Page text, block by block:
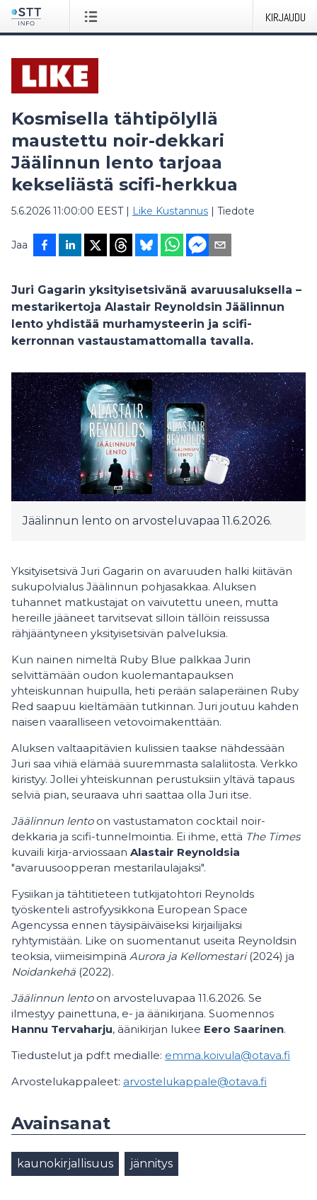
KIRJAUDU
Kosmisella tähtipölyllä
maustettu noir-dekkari
Jäälinnun lento tarjoaa
kekseliästä scifi-herkkua
5.6.2026 11:00:00 EEST| Like Kustannus | Tiedote
Jaa
Juri Gagarin yksityisetsivänä avaruusaluksella –
mestarikertoja Alastair Reynoldsin Jäälinnun
lento yhdistää murhamysteerin ja scifi-
kerronnan vastaustamattomalla tavalla.
Jäälinnun lento on arvosteluvapaa 11.6.2026.
Yksityisetsivä Juri Gagarin on avaruuden halki kiitävän
sukupolvialus Jäälinnun pohjasakkaa. Aluksen
tuhannet matkustajat on vaivutettu uneen, mutta
hereille jääneet tarvitsevat silloin tällöin reissussa
rähjääntyneen yksityisetsivän palveluksia.
Kun nainen nimeltä Ruby Blue palkkaa Jurin
selvittämään oudon kuolemantapauksen
yhteiskunnan huipulla, heti perään salaperäinen Ruby
Red saapuu kieltämään tutkinnan. Juri joutuu kahden
naisen vaaralliseen vetovoimakenttään.
Aluksen valtaapitävien kulissien taakse nähdessään
Juri saa vihiä elämää suuremmasta salaliitosta. Verkko
kiristyy. Jollei yhteiskunnan perustuksiin yltävä tapaus
selviä pian, seuraava uhri saattaa olla Juri itse.
Jäälinnun lentoon vastustamaton cocktail noir-
dekkaria ja scifi-tunnelmointia. Ei ihme, että The Times
kuvaili kirja-arviossaan Alastair Reynoldsia
"avaruusoopperan mestarilaulajaksi".
Fysiikan ja tähtitieteen tutkijatohtori Reynolds
työskenteli astrofyysikkona European Space
Agencyssa ennen täysipäiväiseksi kirjailijaksi
ryhtymistään. Like on suomentanut useita Reynoldsin
teoksia, viimeisimpinä Aurora ja Kellomestari(2024) ja
Noidankehä (2022).
Jäälinnun lentoon arvosteluvapaa 11.6.2026. Se
ilmestyy painettuna, e- ja äänikirjana. Suomennos
Hannu Tervaharju, äänikirjan lukee Eero Saarinen.
Tiedustelut ja pdf:t medialle: emma.koivula@otava.fi
Arvostelukappaleet: arvostelukappale@otava.fi
Avainsanat
kaunokirjallisuus jännitys